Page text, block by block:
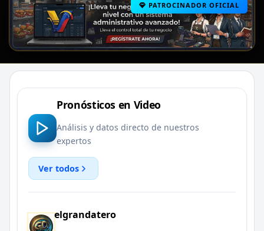
PATROCINADOR OFICIAL
Pronósticos en Video
Análisis y datos directo de nuestros
expertos
Ver todos
elgrandatero